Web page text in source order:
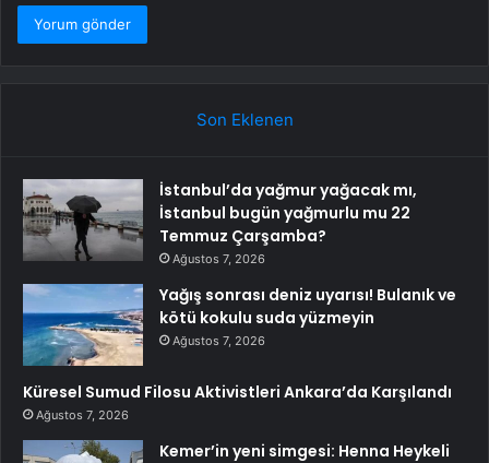
Son Eklenen
İstanbul’da yağmur yağacak mı,
İstanbul bugün yağmurlu mu 22
Temmuz Çarşamba?
Ağustos 7, 2026
Yağış sonrası deniz uyarısı! Bulanık ve
kötü kokulu suda yüzmeyin
Ağustos 7, 2026
Küresel Sumud Filosu Aktivistleri Ankara’da Karşılandı
Ağustos 7, 2026
Kemer’in yeni simgesi: Henna Heykeli